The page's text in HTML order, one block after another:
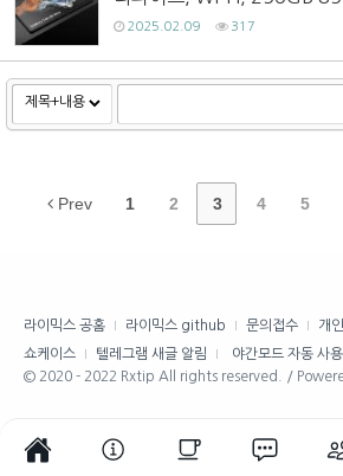
2025.02.09 317
Prev 1 2 3 4 5
라이믹스 공홈 라이믹스 github 문의접수 개
쇼케이스
텔레그램 새글 알림
야간모드 자동 사
© 2020 - 2022 Rxtip All rights reserved. /